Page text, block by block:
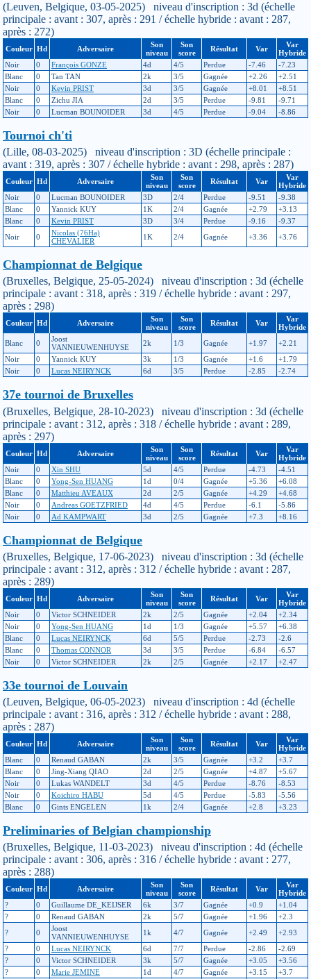
(Leuven, Belgique, 03-05-2025) niveau d'inscription : 3d (échelle
principale : avant : 307, après : 291 / échelle hybride : avant : 287,
après : 272)
Couleur Hd Adversaire
Son
niveau
Son
score
Résultat Var
Var
Hybride
Noir
0 François GONZE 4d 4/5 Perdue -7.46
-7.23
Blanc
0 Tan TAN 2k 3/5 Gagnée +2.26
+2.51
Noir
0 Kevin PRIST 3d 3/5 Gagnée +8.01
+8.51
Blanc
0 Zichu JIA 2d 3/5 Perdue -9.81
-9.71
Noir
0 Lucman BOUNOIDER 3d 4/5 Perdue -9.04 -8.86
Tournoi ch'ti
(Lille, 08-03-2025) niveau d'inscription : 3D (échelle principale :
avant : 319, après : 307 / échelle hybride : avant : 298, après : 287)
Couleur Hd Adversaire
Son
niveau
Son
score
Résultat Var
Var
Hybride
Noir
0 Lucman BOUNOIDER 3D 2/4 Perdue -9.51
-9.38
Blanc
0 Yannick KUY 1K 2/4 Gagnée +2.79
+3.13
Blanc
0 Kevin PRIST 3D 3/4 Perdue -9.16
-9.37
Noir
0
Nicolas (76Ha)
CHEVALIER
1K 2/4 Gagnée +3.36 +3.76
Championnat de Belgique
(Bruxelles, Belgique, 25-05-2024) niveau d'inscription : 3d (échelle
principale : avant : 318, après : 319 / échelle hybride : avant : 297,
après : 298)
Couleur Hd Adversaire
Son
niveau
Son
score
Résultat Var
Var
Hybride
Blanc
0
Joost
VANNIEUWENHUYSE
2k 1/3 Gagnée +1.97
+2.21
Noir
0 Yannick KUY 3k 1/3 Gagnée +1.6
+1.79
Noir
0 Lucas NEIRYNCK 6d 3/5 Perdue -2.85 -2.74
37e tournoi de Bruxelles
(Bruxelles, Belgique, 28-10-2023) niveau d'inscription : 3d (échelle
principale : avant : 312, après : 318 / échelle hybride : avant : 289,
après : 297)
Couleur Hd Adversaire
Son
niveau
Son
score
Résultat Var
Var
Hybride
Noir
0 Xin SHU 5d 4/5 Perdue -4.73
-4.51
Blanc
0 Yong-Sen HUANG 1d 0/4 Gagnée +5.36
+6.08
Blanc
0 Matthieu AVEAUX 2d 2/5 Gagnée +4.29
+4.68
Noir
0 Andreas GOETZFRIED 4d 4/5 Perdue -6.1
-5.86
Noir
0 Ad KAMPWART 3d 2/5 Gagnée +7.3 +8.16
Championnat de Belgique
(Bruxelles, Belgique, 17-06-2023) niveau d'inscription : 3d (échelle
principale : avant : 312, après : 312 / échelle hybride : avant : 287,
après : 289)
Couleur Hd Adversaire
Son
niveau
Son
score
Résultat Var
Var
Hybride
Noir
0 Victor SCHNEIDER 2k 2/5 Gagnée +2.04
+2.34
Noir
0 Yong-Sen HUANG 1d 1/3 Gagnée +5.57
+6.38
Blanc
0 Lucas NEIRYNCK 6d 5/5 Perdue -2.73
-2.6
Blanc
0 Thomas CONNOR 3d 3/5 Perdue -6.84
-6.57
Noir
0 Victor SCHNEIDER 2k 2/5 Gagnée +2.17 +2.47
33e tournoi de Louvain
(Leuven, Belgique, 06-05-2023) niveau d'inscription : 4d (échelle
principale : avant : 316, après : 312 / échelle hybride : avant : 288,
après : 287)
Couleur Hd Adversaire
Son
niveau
Son
score
Résultat Var
Var
Hybride
Blanc
0 Renaud GABAN 2k 3/5 Gagnée +3.2
+3.7
Blanc
0 Jing-Xiang QIAO 2d 2/5 Gagnée +4.87
+5.67
Noir
0 Lukas WANDELT 3d 4/5 Perdue -8.76
-8.53
Noir
0 Koichiro HABU 5d 4/5 Perdue -5.83
-5.56
Blanc
0 Gints ENGELEN 1k 2/4 Gagnée +2.8 +3.23
Preliminaries of Belgian championship
(Bruxelles, Belgique, 11-03-2023) niveau d'inscription : 4d (échelle
principale : avant : 306, après : 316 / échelle hybride : avant : 277,
après : 288)
Couleur Hd Adversaire
Son
niveau
Son
score
Résultat Var
Var
Hybride
?
0 Guillaume DE_KEIJSER 6k 3/7 Gagnée +0.9
+1.04
?
0 Renaud GABAN 2k 5/7 Gagnée +1.96
+2.3
?
0
Joost
VANNIEUWENHUYSE
1k 4/7 Gagnée +2.49
+2.93
?
0 Lucas NEIRYNCK 6d 7/7 Perdue -2.86
-2.69
?
0 Victor SCHNEIDER 3k 5/7 Gagnée +3.05
+3.56
?
0 Marie JEMINE 1d 4/7 Gagnée +3.15 +3.7